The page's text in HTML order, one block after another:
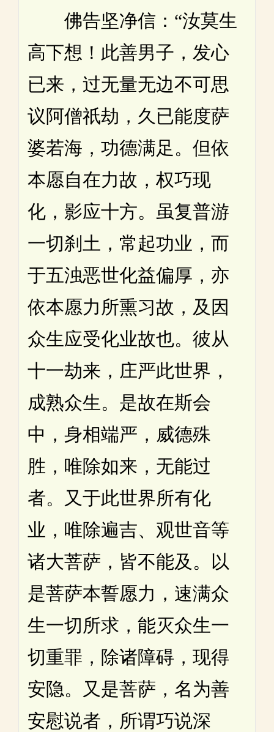
佛告坚净信：“汝莫生
高下想！此善男子，发心
已来，过无量无边不可思
议阿僧祇劫，久已能度萨
婆若海，功德满足。但依
本愿自在力故，权巧现
化，影应十方。虽复普游
一切刹土，常起功业，而
于五浊恶世化益偏厚，亦
依本愿力所熏习故，及因
众生应受化业故也。彼从
十一劫来，庄严此世界，
成熟众生。是故在斯会
中，身相端严，威德殊
胜，唯除如来，无能过
者。又于此世界所有化
业，唯除遍吉、观世音等
诸大菩萨，皆不能及。以
是菩萨本誓愿力，速满众
生一切所求，能灭众生一
切重罪，除诸障碍，现得
安隐。又是菩萨，名为善
安慰说者，所谓巧说深